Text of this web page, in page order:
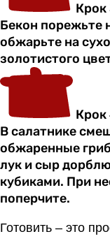
Крок
Бекон порежьте
обжарьте на
золотистого
Крок
В салатнике
обжаренные
лук и сыр
кубиками. При
поперчите.
Готовить – это